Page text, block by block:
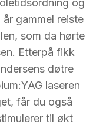
og
gammel reiste
som da hørte
Etterpå fikk
døtre
laseren
får du også
til økt